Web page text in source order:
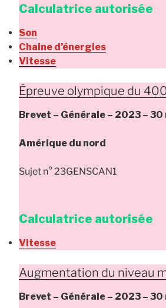
Calculatrice autorisée
Son
Chaine d’énergies
Vitesse
Épreuve olympique du
Brevet – Générale – 2023 –
Amérique du nord
Sujet n° 23GENSCAN1
Calculatrice autorisée
Vitesse
Augmentation du niveau
Brevet – Générale – 2023 –